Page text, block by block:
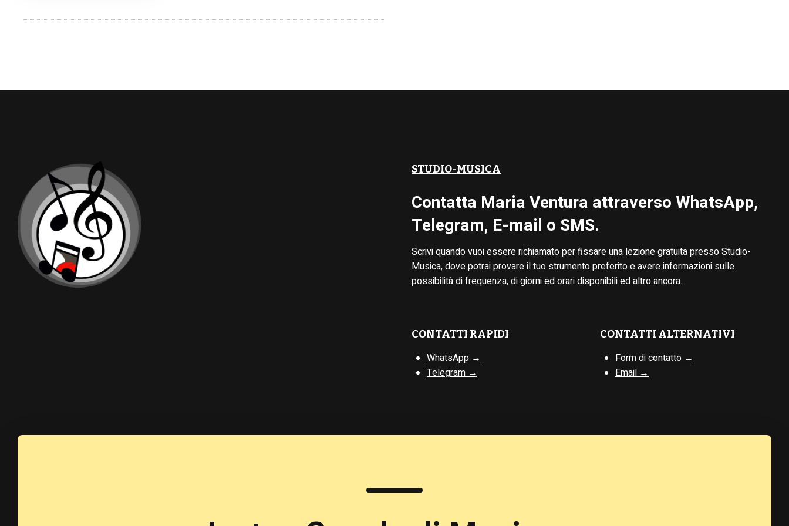
STUDIO-MUSICA
Contatta Maria Ventura attraverso WhatsApp,
Telegram, E-mail o SMS.
Scrivi quando vuoi essere richiamato per fissare una lezione gratuita presso Studio-
Musica, dove potrai provare il tuo strumento preferito e avere informazioni sulle
possibilità di frequenza, di giorni ed orari disponibili ed altro ancora.
CONTATTI RAPIDI
WhatsApp →
Telegram →
CONTATTI ALTERNATIVI
Form di contatto →
Email →